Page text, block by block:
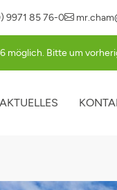
9971 85 76-0
möglich. Bitte um
AKTUELLES